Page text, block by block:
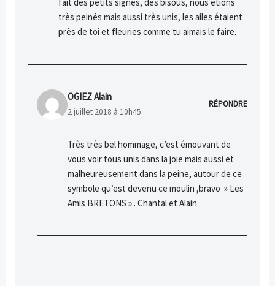
très peinés mais aussi très unis, les ailes étaient
près de toi et fleuries comme tu aimais le faire.
OGIEZ Alain
2 juillet 2018 à 10h45
RÉPONDRE
Très très bel hommage, c’est émouvant de
vous voir tous unis dans la joie mais aussi et
malheureusement dans la peine, autour de ce
symbole qu’est devenu ce moulin ,bravo » Les
Amis BRETONS » . Chantal et Alain